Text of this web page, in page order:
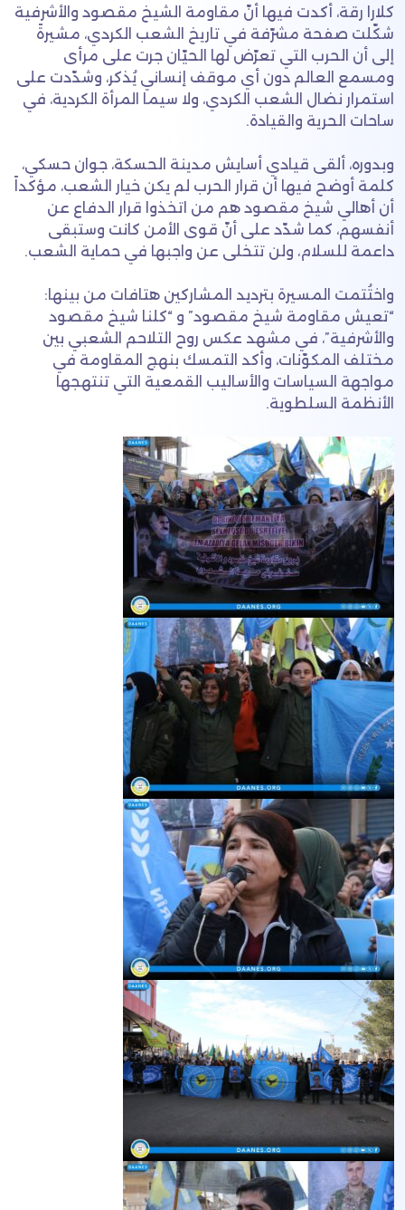
كلارا رقة، أكدت فيها أنّ مقاومة الشيخ مقصود والأشرفية
شكّلت صفحة مشرّفة في تاريخ الشعب الكردي، مشيرةً
إلى أن الحرب التي تعرّض لها الحيّان جرت على مرأى
ومسمع العالم دون أي موقف إنساني يُذكر، وشدّدت على
استمرار نضال الشعب الكردي، ولا سيما المرأة الكردية، في
ساحات الحرية والقيادة.
وبدوره، ألقى قيادي أسايش مدينة الحسكة، جوان حسكي،
كلمة أوضح فيها أن قرار الحرب لم يكن خيار الشعب، مؤكداً
أن أهالي شيخ مقصود هم من اتخذوا قرار الدفاع عن
أنفسهم، كما شدّد على أنّ قوى الأمن كانت وستبقى
داعمة للسلام، ولن تتخلى عن واجبها في حماية الشعب.
واختُتمت المسيرة بترديد المشاركين هتافات من بينها:
“تعيش مقاومة شيخ مقصود” و “كلنا شيخ مقصود
والأشرفية”، في مشهد عكس روح التلاحم الشعبي بين
مختلف المكوّنات، وأكد التمسك بنهج المقاومة في
مواجهة السياسات والأساليب القمعية التي تنتهجها
الأنظمة السلطوية.